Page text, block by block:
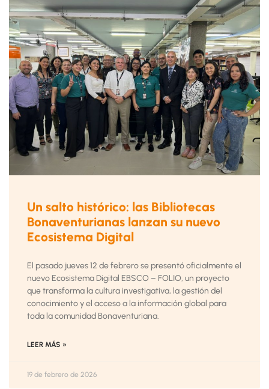
Un salto histórico: las Bibliotecas
Bonaventurianas lanzan su nuevo
Ecosistema Digital
El pasado jueves 12 de febrero se presentó oficialmente el
nuevo Ecosistema Digital EBSCO – FOLIO, un proyecto
que transforma la cultura investigativa, la gestión del
conocimiento y el acceso a la información global para
toda la comunidad Bonaventuriana.
LEER MÁS »
19 de febrero de 2026